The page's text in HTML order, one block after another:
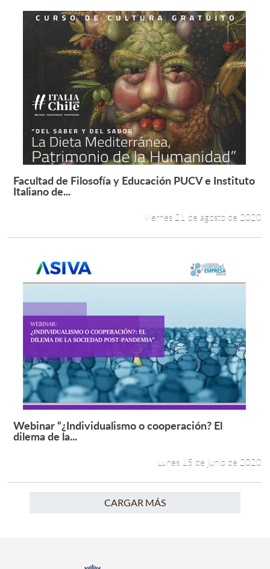
Leer más +
Facultad de Filosofía y Educación PUCV e Instituto
Italiano de...
Viernes 21 de agosto de 2020
Leer más +
Webinar “¿Individualismo o cooperación? El
dilema de la...
Lunes 15 de junio de 2020
CARGAR MÁS